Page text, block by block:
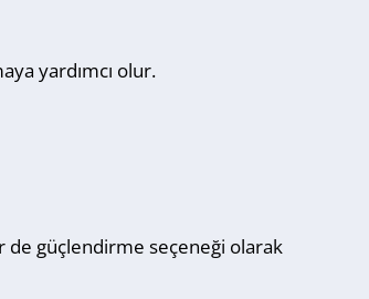
yardımcı olur.
güçlendirme seçeneği olarak